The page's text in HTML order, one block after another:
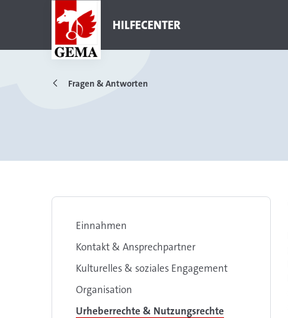
HILFECENTER
Fragen & Antworten
Einnahmen
Kontakt & Ansprechpartner
Kulturelles & soziales Engagement
Organisation
Urheberrechte & Nutzungsrechte